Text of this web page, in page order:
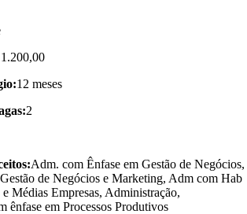
12 meses
2
Adm. com Ênfase em Gestão de Negócios,
de Negócios e Marketing, Adm com Hab
e Médias Empresas, Administração,
ênfase em Processos Produtivos